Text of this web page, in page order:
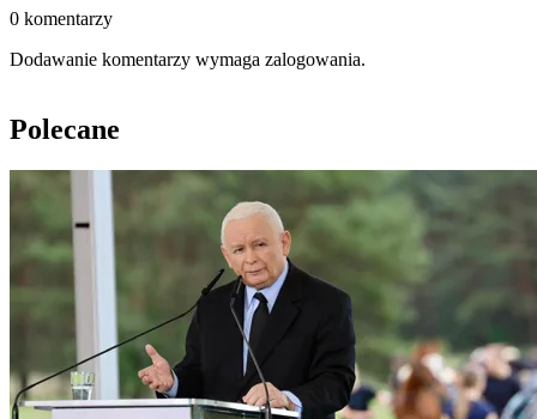
0 komentarzy
Dodawanie komentarzy wymaga zalogowania.
Polecane